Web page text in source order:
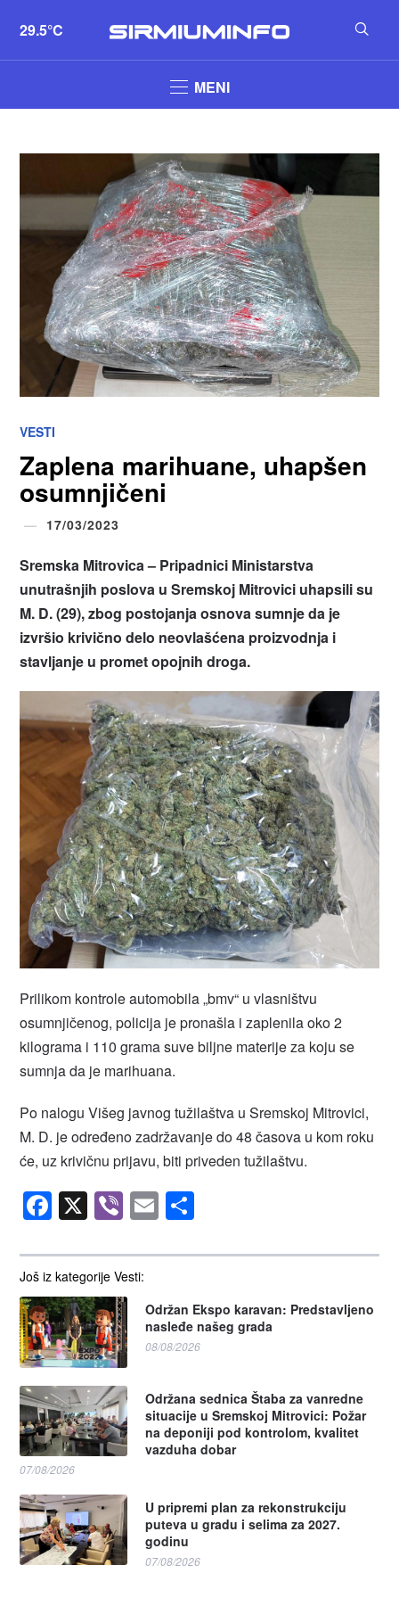
29.5°C
MENI
VESTI
Zaplena marihuane, uhapšen
osumnjičeni
17/03/2023
Još iz kategorije Vesti:
Održan Ekspo karavan: Predstavljeno
nasleđe našeg grada
08/08/2026
Održana sednica Štaba za vanredne
situacije u Sremskoj Mitrovici: Požar
na deponiji pod kontrolom, kvalitet
vazduha dobar
07/08/2026
U pripremi plan za rekonstrukciju
puteva u gradu i selima za 2027.
godinu
07/08/2026
Sremska Mitrovica – Pripadnici Ministarstva
unutrašnjih poslova u Sremskoj Mitrovici uhapsili su
M. D. (29), zbog postojanja osnova sumnje da je
izvršio krivično delo neovlašćena proizvodnja i
stavljanje u promet opojnih droga.
Prilikom kontrole automobila „bmv“ u vlasništvu
osumnjičenog, policija je pronašla i zaplenila oko 2
kilograma i 110 grama suve biljne materije za koju se
sumnja da je marihuana.
Po nalogu Višeg javnog tužilaštva u Sremskoj Mitrovici,
M. D. je određeno zadržavanje do 48 časova u kom roku
će, uz krivičnu prijavu, biti priveden tužilaštvu.
Facebook
X Viber
Email